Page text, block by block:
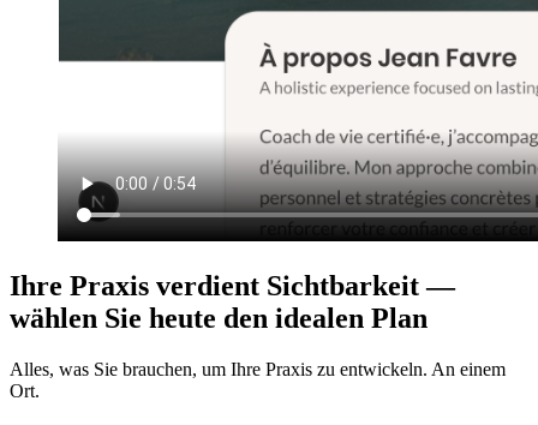
Ihre Praxis verdient Sichtbarkeit —
wählen Sie heute den idealen Plan
Alles, was Sie brauchen, um Ihre Praxis zu entwickeln. An einem
Ort.